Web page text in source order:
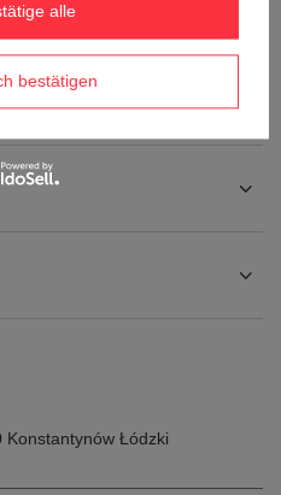
Konstantynów Łódzki
bestätigen
alle